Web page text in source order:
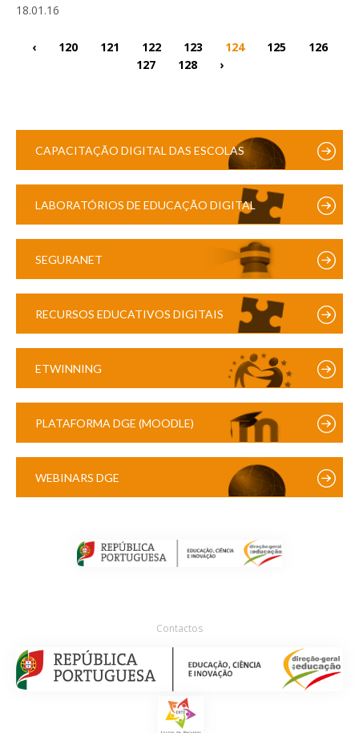
18.01.16
‹ 120 121 122 123 124 125
126
127
128 ›
CAPACITAÇÃO DIGITAL DAS ESCOLAS
LABORATÓRIOS DE EDUCAÇÃO DIGITAL
SEGURANET
RECURSOS EDUCATIVOS DIGITAIS
ETWINNING
PLATAFORMA DGE (MOODLE)
WEBINARS DGE
Contactos